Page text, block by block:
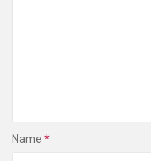
Name *